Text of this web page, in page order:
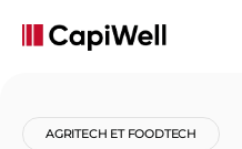
AGRITECH ET FOODTECH